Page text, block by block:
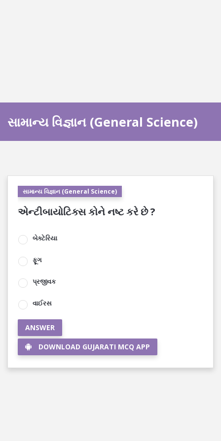
સામાન્ય વિજ્ઞાન (General Science)
સામાન્ય વિજ્ઞાન (General Science)
એન્ટીબાયોટિક્સ કોને નષ્ટ કરે છે ?
બેક્ટેરિયા
ફૂગ
પ્રજીવક
વાઈરસ
ANSWER
DOWNLOAD GUJARATI MCQ APP